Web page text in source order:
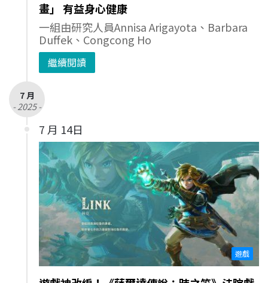
畫」 有益身心健康
一組由研究人員Annisa Arigayota、Barbara
Duffek、Congcong Ho
繼續閱讀
7 月
- 2025 -
7 月 14日
遊戲